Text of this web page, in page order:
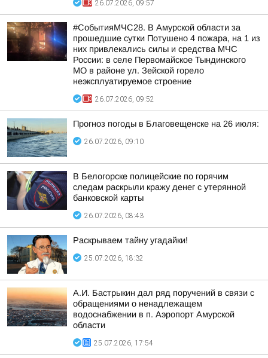
26.07.2026, 09:57
#СобытияМЧС28. В Амурской области за
прошедшие сутки Потушено 4 пожара, на 1 из
них привлекались силы и средства МЧС
России: в селе Первомайское Тындинского
МО в районе ул. Зейской горело
неэксплуатируемое строение
26.07.2026, 09:52
Прогноз погоды в Благовещенске на 26 июля:
26.07.2026, 09:10
В Белогорске полицейские по горячим
следам раскрыли кражу денег с утерянной
банковской карты
26.07.2026, 08:43
Раскрываем тайну угадайки!
25.07.2026, 18:32
А.И. Бастрыкин дал ряд поручений в связи с
обращениями о ненадлежащем
водоснабжении в п. Аэропорт Амурской
области
25.07.2026, 17:54